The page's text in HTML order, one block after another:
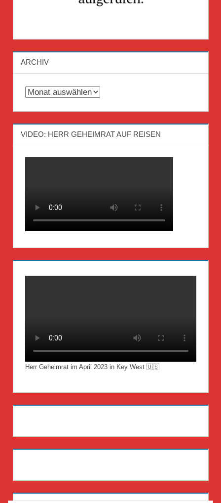
ARCHIV
Archiv
VIDEO: HERR GEHEIMRAT AUF REISEN
Herr Geheimrat im April 2023 in Key West 🇺🇸